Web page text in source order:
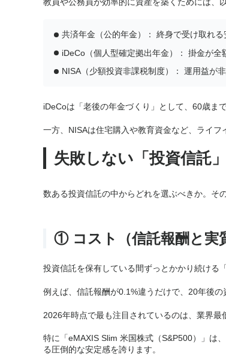
共済年金（公的年金）： 終身で受け取れる
iDeCo（個人型確定拠出年金）： 掛金が全
NISA（少額投資非課税制度）： 運用益が
iDeCoは「老後の年金づくり」として、60歳ま
一方、NISAは住宅購入や教育資金など、ライフ
失敗しない「投資信託
数ある投資信託の中からどれを選ぶべきか。そ
① コスト（信託報酬と実
投資信託を保有している間ずっとかかり続ける
例えば、信託報酬が0.1%違うだけで、20年後
2026年時点で最も注目されているのは、業界最
特に「eMAXIS Slim 米国株式（S&P500）」は
る圧倒的な安定感を誇ります。